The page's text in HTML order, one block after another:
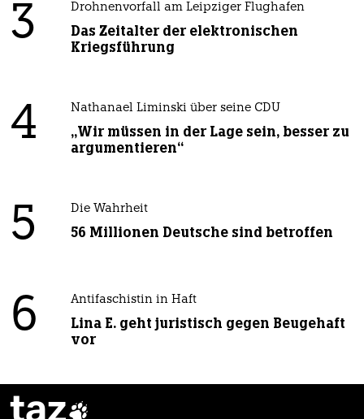
3 Drohnenvorfall am Leipziger Flughafen
Das Zeitalter der elektronischen
Kriegsführung
4 Nathanael Liminski über seine CDU
„Wir müssen in der Lage sein, besser zu
argumentieren“
5 Die Wahrheit
56 Millionen Deutsche sind betroffen
6 Antifaschistin in Haft
Lina E. geht juristisch gegen Beugehaft
vor
taz